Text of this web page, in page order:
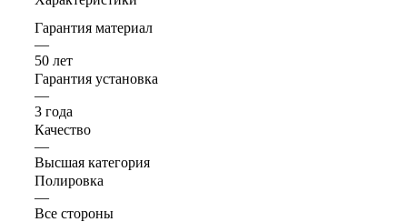
Гарантия материал
—
50 лет
Гарантия установка
—
3 года
Качество
—
Высшая категория
Полировка
—
Все стороны